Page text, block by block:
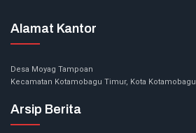
Alamat Kantor
Desa Moyag Tampoan
Kecamatan Kotamobagu Timur, Kota Kotamobagu.
Arsip Berita